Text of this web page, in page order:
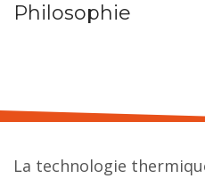
Philosophie
La technologie